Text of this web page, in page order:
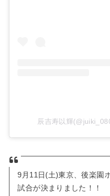
辰吉寿以輝
9月11日(土)東京、後楽園
試合が決まりました！！